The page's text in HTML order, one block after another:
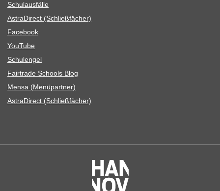
Schul­aus­fälle
Astra­Di­rect (Schließ­fä­cher)
Face­book
You­Tube
Schul­en­gel
Fair­trade Schools Blog
Mensa (Menü­part­ner)
Astra­Di­rect (Schließ­fä­cher)